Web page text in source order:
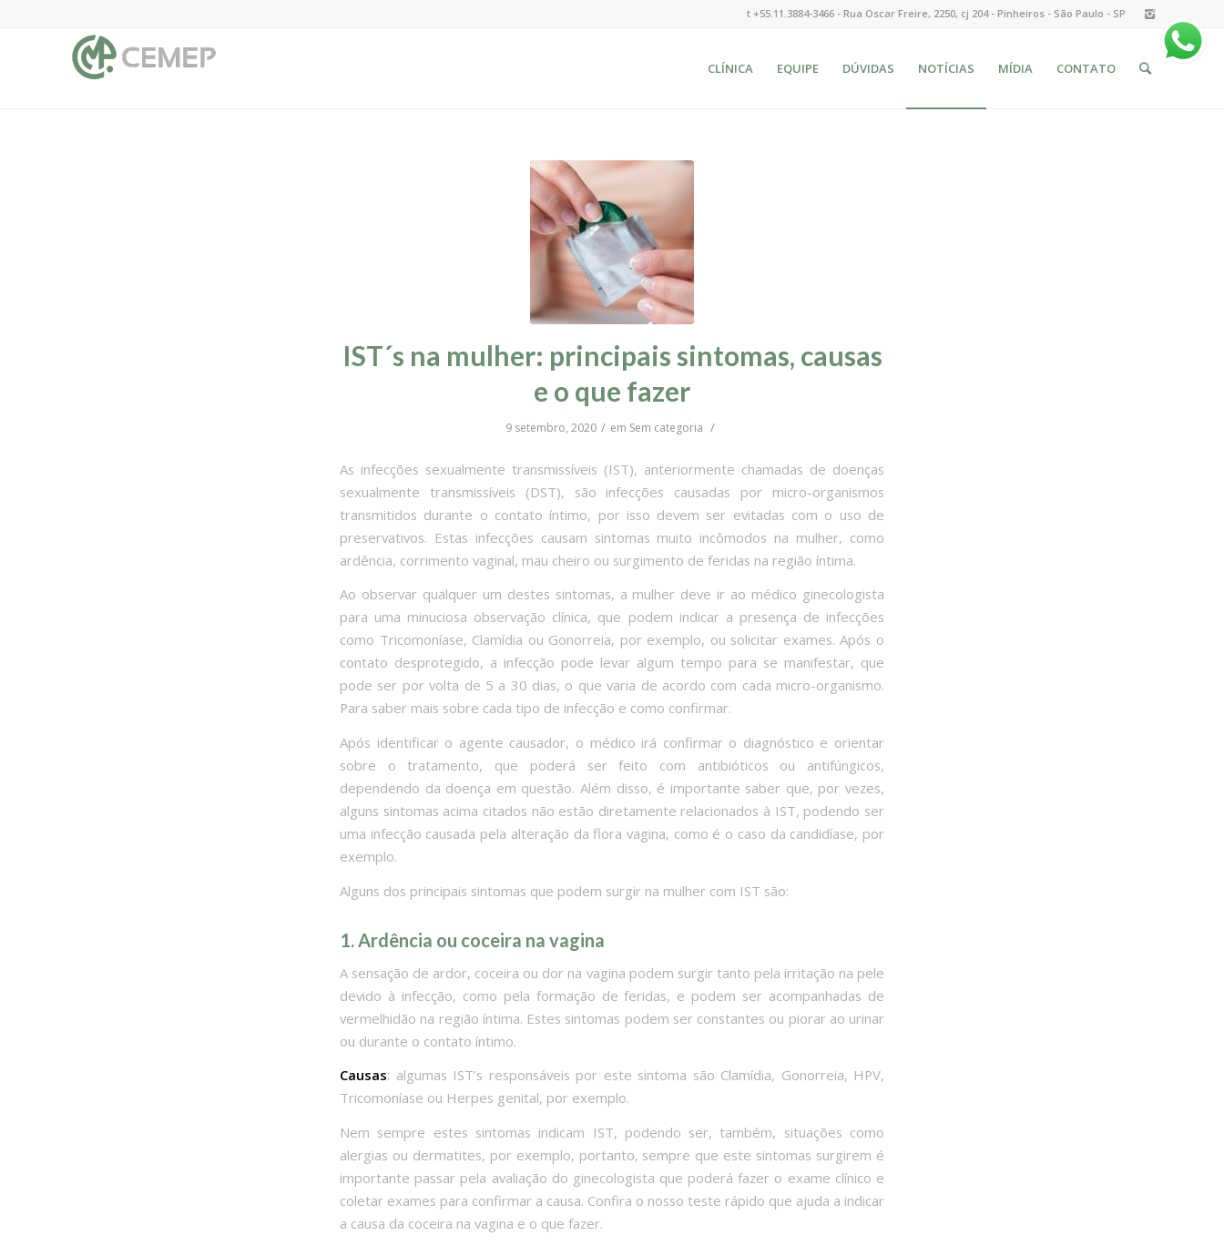
t +55.11.3884-3466 - Rua Oscar Freire, 2250, cj 204 - Pinheiros - São Paulo - SP
CLÍNICA EQUIPE DÚVIDAS NOTÍCIAS MÍDIA CONTATO
IST´s na mulher: principais sintomas, causas
e o que fazer
9 setembro, 2020 / em Sem categoria /
As infecções sexualmente transmissíveis (IST), anteriormente chamadas de doenças
sexualmente transmissíveis (DST), são infecções causadas por micro-organismos
transmitidos durante o contato íntimo, por isso devem ser evitadas com o uso de
preservativos. Estas infecções causam sintomas muito incômodos na mulher, como
ardência, corrimento vaginal, mau cheiro ou surgimento de feridas na região íntima.
Ao observar qualquer um destes sintomas, a mulher deve ir ao médico ginecologista
para uma minuciosa observação clínica, que podem indicar a presença de infecções
como Tricomoníase, Clamídia ou Gonorreia, por exemplo, ou solicitar exames. Após o
contato desprotegido, a infecção pode levar algum tempo para se manifestar, que
pode ser por volta de 5 a 30 dias, o que varia de acordo com cada micro-organismo.
Para saber mais sobre cada tipo de infecção e como confirmar.
Após identificar o agente causador, o médico irá confirmar o diagnóstico e orientar
sobre o tratamento, que poderá ser feito com antibióticos ou antifúngicos,
dependendo da doença em questão. Além disso, é importante saber que, por vezes,
alguns sintomas acima citados não estão diretamente relacionados à IST, podendo ser
uma infecção causada pela alteração da flora vagina, como é o caso da candidíase, por
exemplo.
Alguns dos principais sintomas que podem surgir na mulher com IST são:
1. Ardência ou coceira na vagina
A sensação de ardor, coceira ou dor na vagina podem surgir tanto pela irritação na pele
devido à infecção, como pela formação de feridas, e podem ser acompanhadas de
vermelhidão na região íntima. Estes sintomas podem ser constantes ou piorar ao urinar
ou durante o contato íntimo.
Causas: algumas IST’s responsáveis por este sintoma são Clamídia, Gonorreia, HPV,
Tricomoníase ou Herpes genital, por exemplo.
Nem sempre estes sintomas indicam IST, podendo ser, também, situações como
alergias ou dermatites, por exemplo, portanto, sempre que este sintomas surgirem é
importante passar pela avaliação do ginecologista que poderá fazer o exame clínico e
coletar exames para confirmar a causa. Confira o nosso teste rápido que ajuda a indicar
a causa da coceira na vagina e o que fazer.